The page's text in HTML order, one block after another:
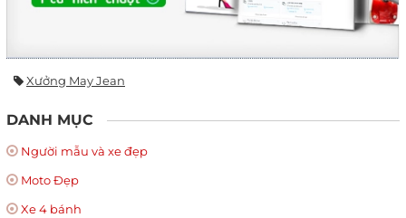
Xưởng May Jean
DANH MỤC
Người mẫu và xe đẹp
Moto Đẹp
Xe 4 bánh